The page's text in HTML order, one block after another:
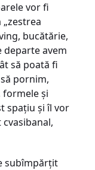
vor fi
bucătărie,
departe avem
să poată fi
pornim,
formele şi
spaţiu şi îl vor
subîmpărţit